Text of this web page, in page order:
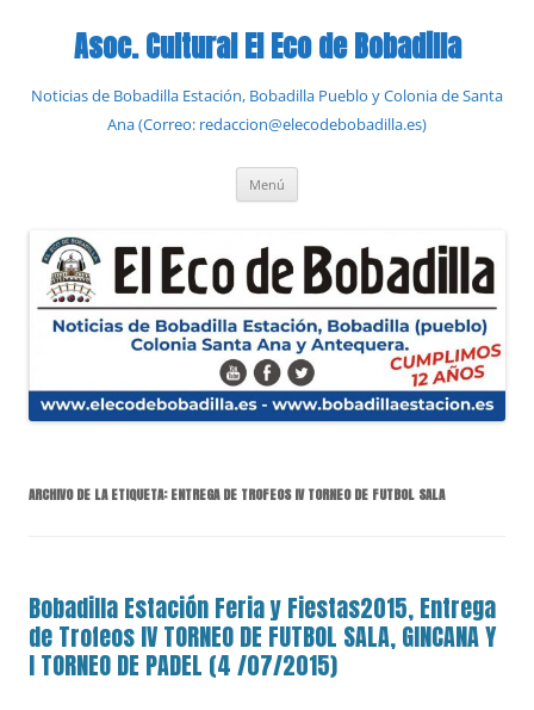
contenidoAsoc. Cultural El Eco de Bobadilla
Noticias de Bobadilla Estación, Bobadilla Pueblo y Colonia de Santa
Ana (Correo: redaccion@elecodebobadilla.es)
Menú
ARCHIVO DE LA ETIQUETA:ENTREGA DE TROFEOS IV TORNEO DE FUTBOL SALA
Bobadilla Estación Feria y Fiestas2015, Entrega
de Trofeos IV TORNEO DE FUTBOL SALA, GINCANA Y
I TORNEO DE PADEL (4 /07/2015)